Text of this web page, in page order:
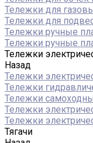
Тележки для
Тележки для
Тележки ручные
Тележки ручные
Тележки
Назад
Тележки
Тележки
Тележки
Тележки
Тележки
Тягачи